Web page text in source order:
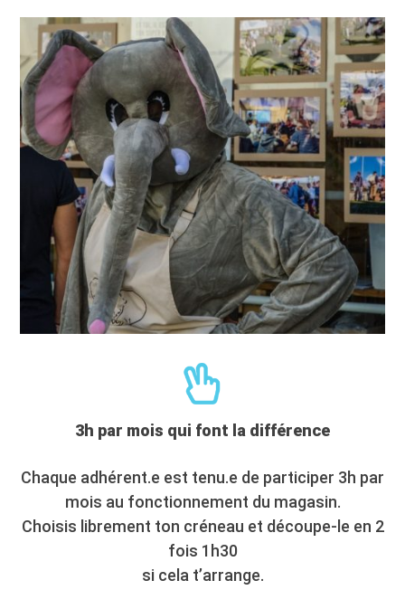
3h par mois qui font la différence
Chaque adhérent.e est tenu.e de participer 3h par
mois au fonctionnement du magasin.
Choisis librement ton créneau et découpe-le en 2
fois 1h30
si cela t’arrange.